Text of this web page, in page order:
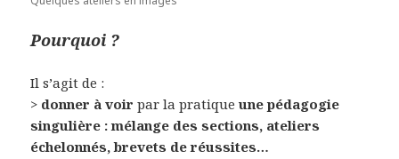
Pourquoi ?
Il s’agit de :
> donner à voir par la pratiqueune pédagogie
singulière : mélange des sections, ateliers
échelonnés, brevets de réussites…